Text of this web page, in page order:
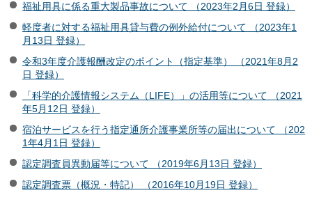
福祉用具に係る重大製品事故について （2023年2月6日 登録）
軽度者に対する福祉用具貸与費の例外給付について （2023年1
月13日 登録）
令和3年度介護報酬改定のポイント（指定基準） （2021年8月2
日 登録）
「科学的介護情報システム（LIFE）」の活用等について （2021
年5月12日 登録）
宿泊サービスを行う指定通所介護事業所等の届出について （202
1年4月1日 登録）
認定調査員異動届等について （2019年6月13日 登録）
認定調査票（概況・特記） （2016年10月19日 登録）